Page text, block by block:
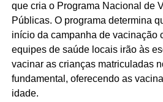
que cria o Programa Nacional de
Públicas. O programa determina
início da campanha de vacinação
equipes de saúde locais irão às
vacinar as crianças matriculadas
fundamental, oferecendo as
idade.